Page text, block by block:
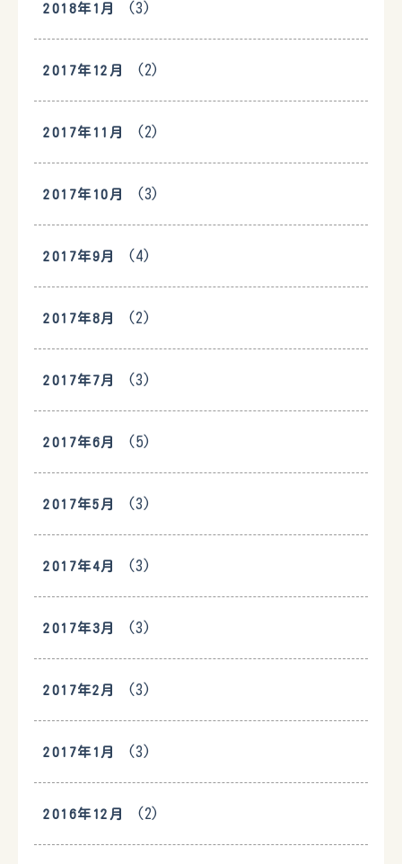
2018年1月 (3)
2017年12月 (2)
2017年11月 (2)
2017年10月 (3)
2017年9月 (4)
2017年8月 (2)
2017年7月 (3)
2017年6月 (5)
2017年5月 (3)
2017年4月 (3)
2017年3月 (3)
2017年2月 (3)
2017年1月 (3)
2016年12月 (2)